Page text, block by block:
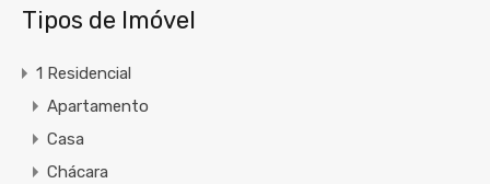
Tipos de Imóvel
1 Residencial
Apartamento
Casa
Chácara